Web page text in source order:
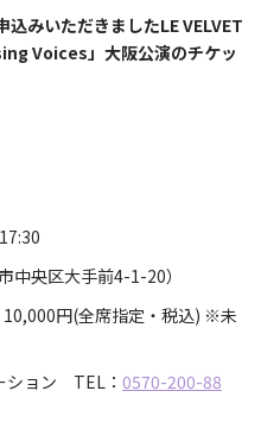
みいただきましたLE VELVET
Voices」大阪公演のチケッ
中央区大手前4-1-20）
10,000円(全席指定・税込) ※未
ション TEL： 0570-200-88